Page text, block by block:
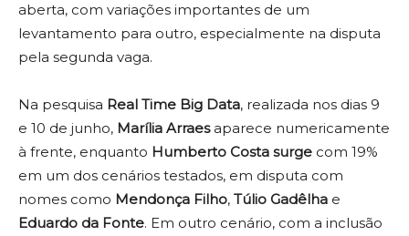
aberta, com variações importantes de um
levantamento para outro, especialmente na disputa
pela segunda vaga.
Na pesquisa Real Time Big Data, realizada nos dias 9
e 10 de junho, Marília Arraesaparece numericamente
à frente, enquanto Humberto Costa surge com 19%
em um dos cenários testados, em disputa com
nomes como Mendonça Filho, Túlio Gadêlha e
Eduardo da Fonte. Em outro cenário, com a inclusão